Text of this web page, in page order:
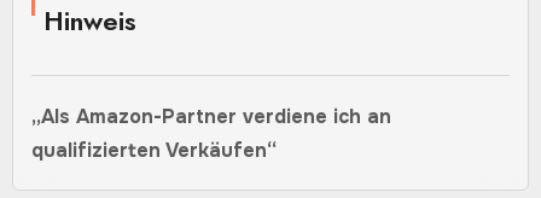
Hinweis
„Als Amazon-Partner verdiene ich an
qualifizierten Verkäufen“